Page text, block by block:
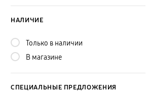
НАЛИЧИЕ
Только в наличии
В магазине
СПЕЦИАЛЬНЫЕ ПРЕДЛОЖЕНИЯ